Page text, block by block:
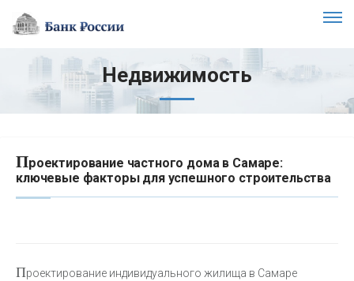
Недвижимость
Проектирование частного дома в Самаре:
ключевые факторы для успешного строительства
Проектирование индивидуального жилища в Самаре